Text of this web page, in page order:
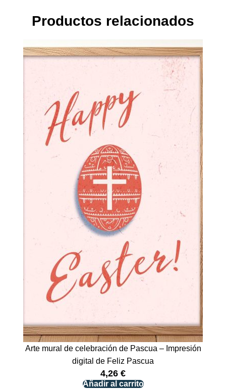
Productos relacionados
Arte mural de celebración de Pascua – Impresión
digital de Feliz Pascua
4,26 €
Añadir al carrito